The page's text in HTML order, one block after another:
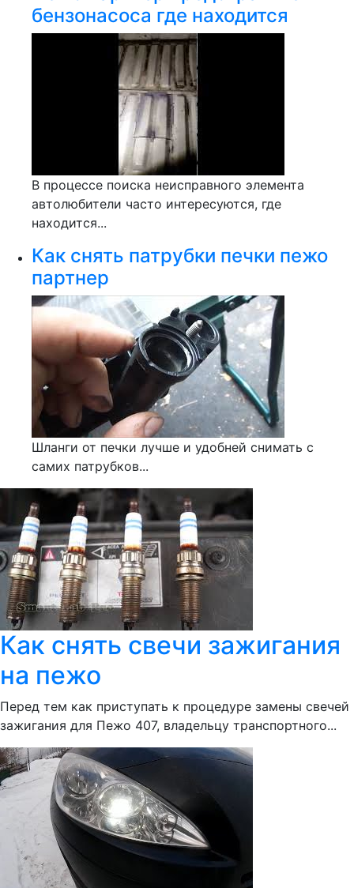
бензонасоса где находится
В процессе поиска неисправного элемента
автолюбители часто интересуются, где
находится...
Как снять патрубки печки пежо
партнер
Шланги от печки лучше и удобней снимать с
самих патрубков...
Как снять свечи зажигания
на пежо
Перед тем как приступать к процедуре замены свечей
зажигания для Пежо 407, владельцу транспортного...